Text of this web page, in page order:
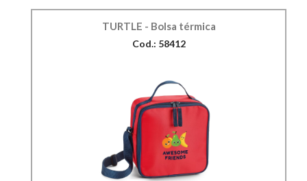
TURTLE - Bolsa térmica
Cod.: 58412